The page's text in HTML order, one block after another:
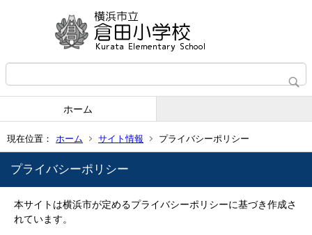
ホーム
現在位置： ホーム サイト情報 プライバシーポリシー
プライバシーポリシー
本サイトは横浜市が定めるプライバシーポリシーに基づき作成さ
れています。